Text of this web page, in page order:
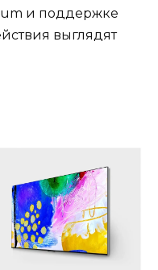
и поддержке
выглядят